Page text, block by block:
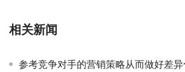
相关新闻
参考竞争对手的营销策略从而做好差